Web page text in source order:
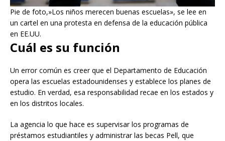
Pie de foto,»Los niños merecen buenas escuelas», se lee en
un cartel en una protesta en defensa de la educación pública
en EE.UU.
Cuál es su función
Un error común es creer que el Departamento de Educación
opera las escuelas estadounidenses y establece los planes de
estudio. En verdad, esa responsabilidad recae en los estados y
en los distritos locales.
La agencia lo que hace es supervisar los programas de
préstamos estudiantiles y administrar las becas Pell, que